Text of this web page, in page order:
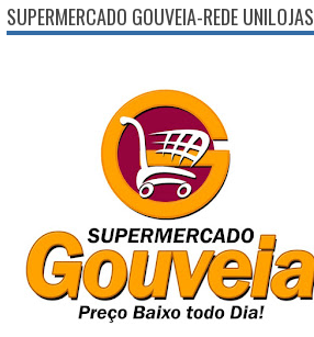
SUPERMERCADO GOUVEIA-REDE UNILOJAS